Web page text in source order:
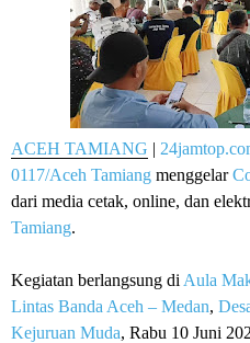
ACEH TAMIANG |
0117/Aceh Tamiang menggelar
dari media cetak, online, dan
Tamiang.
Kegiatan berlangsung di Aula
Lintas Banda Aceh – Medan,
Kejuruan Muda, Rabu 10 Juni